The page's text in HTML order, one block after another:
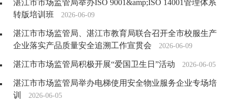
湛江市市场监管局举办ISO 9001&amp;ISO 14001管理体系
转版培训班
2026-06-09
湛江市市场监管局、湛江市教育局联合召开全市校服生产
企业落实产品质量安全追溯工作宣贯会
2026-06-09
湛江市市场监管局积极开展“爱国卫生日”活动 2026-06-05
湛江市市场监管局举办电梯使用安全物业服务企业专场培
训
2026-06-05